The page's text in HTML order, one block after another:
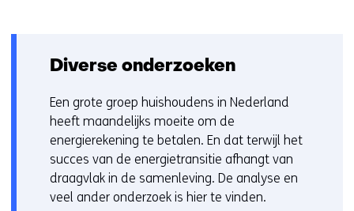
r
w
e
n
Diverse onderzoeken
Een grote groep huishoudens in Nederland
heeft maandelijks moeite om de
energierekening te betalen. En dat terwijl het
succes van de energietransitie afhangt van
draagvlak in de samenleving. De analyse en
veel ander onderzoek is hier te vinden.